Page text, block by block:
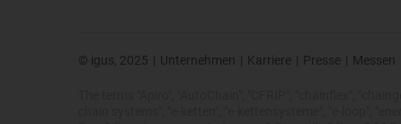
© igus, 2025 | Unternehmen | Karriere | Presse | Messen